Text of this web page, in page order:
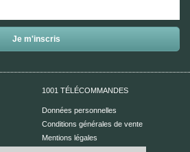
1001 TÉLÉCOMMANDES
Données personnelles
Conditions générales de vente
Mentions légales